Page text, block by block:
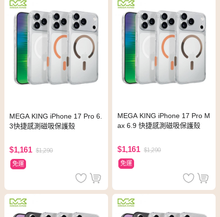
MEGA KING iPhone 17 Pro 6.
3快捷感測磁吸保護殼
$1,161 $1,290
免運
MEGA KING iPhone 17 Pro M
ax 6.9 快捷感測磁吸保護殼
$1,161 $1,290
免運